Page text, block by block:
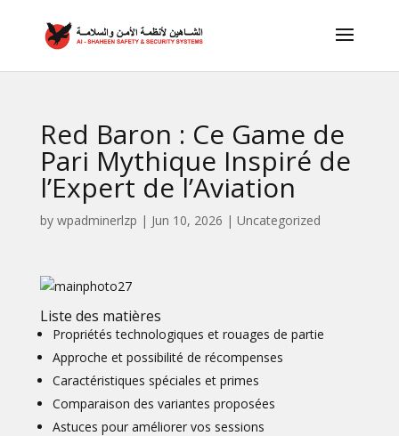
Red Baron : Ce Game de
Pari Mythique Inspiré de
l’Expert de l’Aviation
by wpadminerlzp | Jun 10, 2026 | Uncategorized
Liste des matières
Propriétés technologiques et rouages de partie
Approche et possibilité de récompenses
Caractéristiques spéciales et primes
Comparaison des variantes proposées
Astuces pour améliorer vos sessions